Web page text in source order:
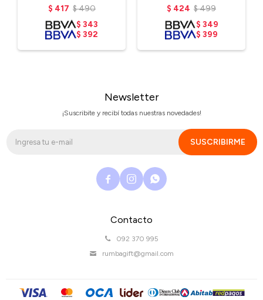
$ 417 $490
$ 343
$ 392
(VARIADOS)
$ 424 $499
$ 349
$ 399
Contacto
092 370 995
rumbagift@gmail.com
Newsletter
¡Suscribite y recibí todas nuestras novedades!
SUSCRIBIRME
  